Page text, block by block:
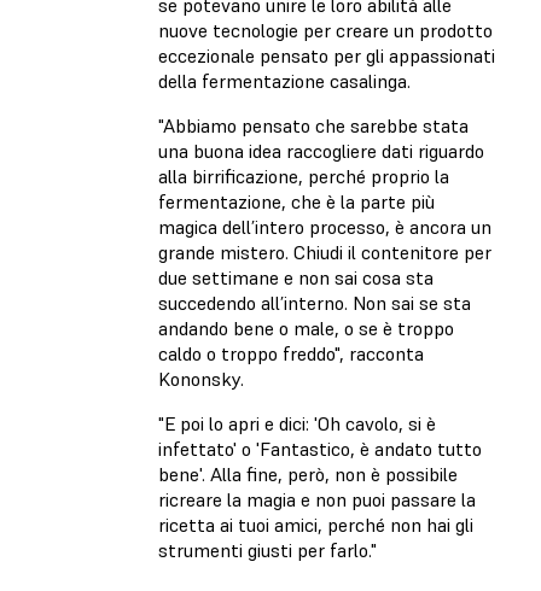
nuove tecnologie per creare un prodotto
eccezionale pensato per gli appassionati
della fermentazione casalinga.
"Abbiamo pensato che sarebbe stata
una buona idea raccogliere dati riguardo
alla birrificazione, perché proprio la
fermentazione, che è la parte più
magica dell’intero processo, è ancora un
grande mistero. Chiudi il contenitore per
due settimane e non sai cosa sta
succedendo all’interno. Non sai se sta
andando bene o male, o se è troppo
caldo o troppo freddo", racconta
Kononsky.
"E poi lo apri e dici: 'Oh cavolo, si è
infettato' o 'Fantastico, è andato tutto
bene'. Alla fine, però, non è possibile
ricreare la magia e non puoi passare la
ricetta ai tuoi amici, perché non hai gli
strumenti giusti per farlo."